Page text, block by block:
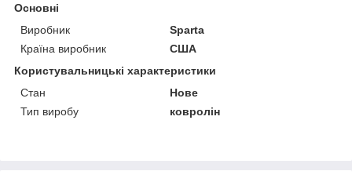
Основні
Виробник
Sparta
Країна виробник
США
Користувальницькі характеристики
Стан
Нове
Тип виробу
ковролін